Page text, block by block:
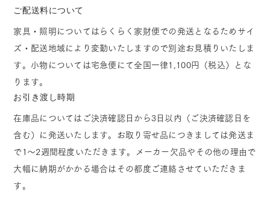
ご配送料について
家具・照明についてはらくらく家財便での発送となるためサイ
ズ・配送地域により変動いたしますので別途お見積りいたしま
す。小物については宅急便にて全国一律1,100円（税込）とな
ります。
お引き渡し時期
在庫品についてはご決済確認日から3日以内（ご決済確認日を
含む）に発送いたします。お取り寄せ品につきましては発送ま
で1～2週間程度いただきます。メーカー欠品やその他の理由で
大幅に納期がかかる場合はその都度ご連絡させていただきま
す。